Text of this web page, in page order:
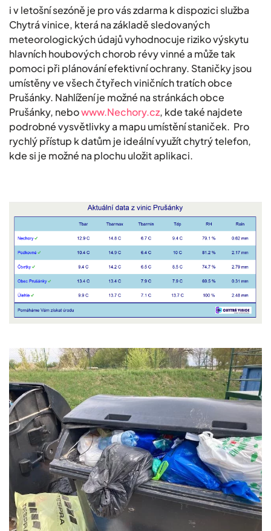
i v letošní sezóně je pro vás zdarma k dispozici služba
Chytrá vinice, která na základě sledovaných
meteorologických údajů vyhodnocuje riziko výskytu
hlavních houbových chorob révy vinné a může tak
pomoci při plánování efektivní ochrany. Staničky jsou
umístěny ve všech čtyřech viničních tratích obce
Prušánky. Nahlížení je možné na stránkách obce
Prušánky, nebowww.Nechory.cz, kde také najdete
podrobné vysvětlivky a mapu umístění staniček. Pro
rychlý přístup k datům je ideální využít chytrý telefon,
kde si je možné na plochu uložit aplikaci.